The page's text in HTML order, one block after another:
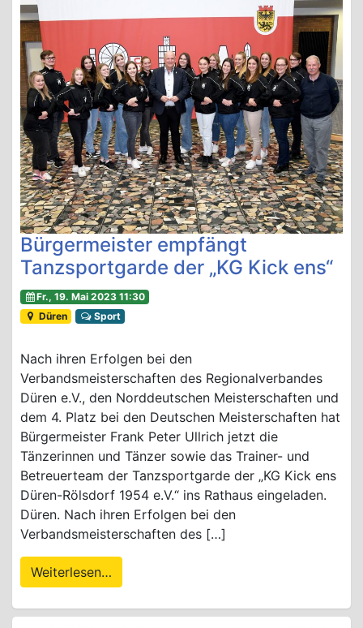
Bürgermeister empfängt
Tanzsportgarde der „KG Kick ens“
Fr., 19. Mai 2023 11:30
Düren
Sport
Nach ihren Erfolgen bei den
Verbandsmeisterschaften des Regionalverbandes
Düren e.V., den Norddeutschen Meisterschaften und
dem 4. Platz bei den Deutschen Meisterschaften hat
Bürgermeister Frank Peter Ullrich jetzt die
Tänzerinnen und Tänzer sowie das Trainer- und
Betreuerteam der Tanzsportgarde der „KG Kick ens
Düren-Rölsdorf 1954 e.V.“ ins Rathaus eingeladen.
Düren. Nach ihren Erfolgen bei den
Verbandsmeisterschaften des […]
Weiterlesen…